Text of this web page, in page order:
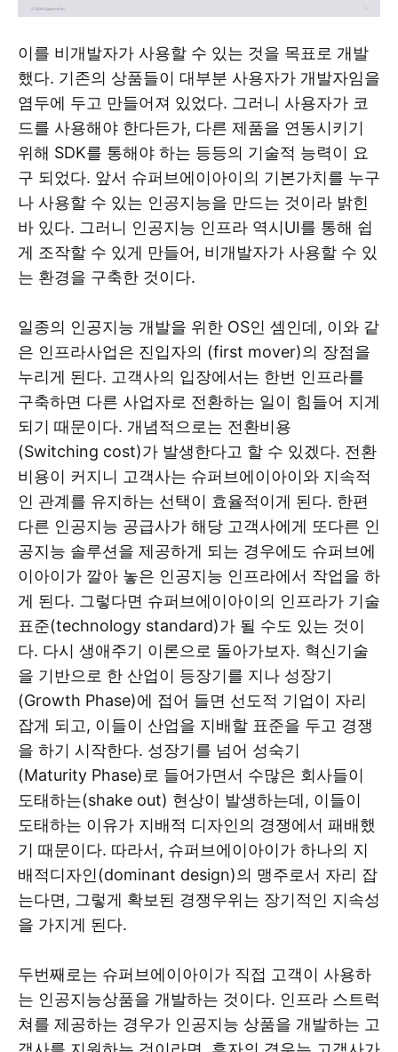
이를 비개발자가 사용할 수 있는 것을 목표로 개발
했다. 기존의 상품들이 대부분 사용자가 개발자임을
염두에 두고 만들어져 있었다. 그러니 사용자가 코
드를 사용해야 한다든가, 다른 제품을 연동시키기
위해 SDK를 통해야 하는 등등의 기술적 능력이 요
구 되었다. 앞서 슈퍼브에이아이의 기본가치를 누구
나 사용할 수 있는 인공지능을 만드는 것이라 밝힌
바 있다. 그러니 인공지능 인프라 역시UI를 통해 쉽
게 조작할 수 있게 만들어, 비개발자가 사용할 수 있
는 환경을 구축한 것이다.
일종의 인공지능 개발을 위한 OS인 셈인데, 이와 같
은 인프라사업은 진입자의 (first mover)의 장점을
누리게 된다. 고객사의 입장에서는 한번 인프라를
구축하면 다른 사업자로 전환하는 일이 힘들어 지게
되기 때문이다. 개념적으로는 전환비용
(Switching cost)가 발생한다고 할 수 있겠다. 전환
비용이 커지니 고객사는 슈퍼브에이아이와 지속적
인 관계를 유지하는 선택이 효율적이게 된다. 한편
다른 인공지능 공급사가 해당 고객사에게 또다른 인
공지능 솔루션을 제공하게 되는 경우에도 슈퍼브에
이아이가 깔아 놓은 인공지능 인프라에서 작업을 하
게 된다. 그렇다면 슈퍼브에이아이의 인프라가 기술
표준(technology standard)가 될 수도 있는 것이
다. 다시 생애주기 이론으로 돌아가보자. 혁신기술
을 기반으로 한 산업이 등장기를 지나 성장기
(Growth Phase)에 접어 들면 선도적 기업이 자리
잡게 되고, 이들이 산업을 지배할 표준을 두고 경쟁
을 하기 시작한다. 성장기를 넘어 성숙기
(Maturity Phase)로 들어가면서 수많은 회사들이
도태하는(shake out) 현상이 발생하는데, 이들이
도태하는 이유가 지배적 디자인의 경쟁에서 패배했
기 때문이다. 따라서, 슈퍼브에이아이가 하나의 지
배적디자인(dominant design)의 맹주로서 자리 잡
는다면, 그렇게 확보된 경쟁우위는 장기적인 지속성
을 가지게 된다.
두번째로는 슈퍼브에이아이가 직접 고객이 사용하
는 인공지능상품을 개발하는 것이다. 인프라 스트럭
쳐를 제공하는 경우가 인공지능 상품을 개발하는 고